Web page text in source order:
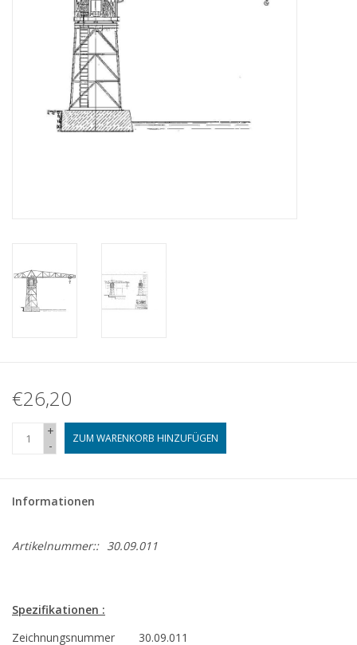
Neue Zeichnungen
NEUE ZEITSCHRIFTEN
ABONNEMENT DER
MODELLBAUER
€26,20
+
-
ZUM WARENKORB HINZUFÜGEN
Informationen
Artikelnummer:: 30.09.011
Spezifikationen :
Zeichnungsnummer
30.09.011